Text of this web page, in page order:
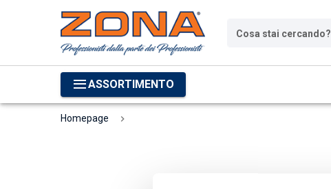
Cosa stai cercando?
ASSORTIMENTO
Homepage